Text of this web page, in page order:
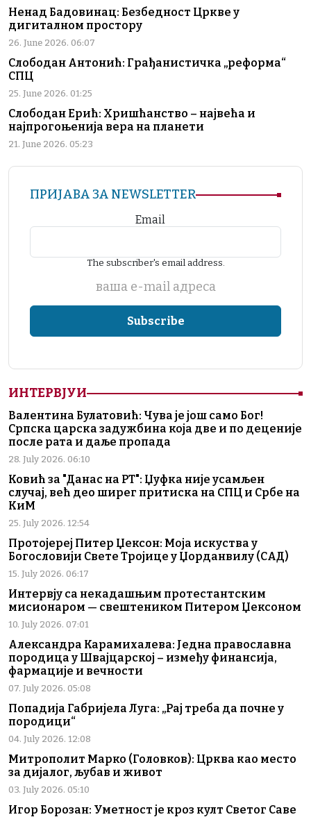
Ненад Бадовинац: Безбедност Цркве у
дигиталном простору
26. June 2026. 06:07
Слободан Антонић: Грађанистичка „реформа“
СПЦ
25. June 2026. 01:25
Слободан Ерић: Хришћанство – највећа и
најпрогоњенија вера на планети
21. June 2026. 05:23
ПРИЈАВА ЗА NEWSLETTER
Email
The subscriber's email address.
ваша е-mail адреса
ИНТЕРВЈУИ
Валентина Булатовић: Чува је још само Бог!
Српска царска задужбина која две и по деценије
после рата и даље пропада
28. July 2026. 06:10
Ковић за "Данас на РТ": Џуфка није усамљен
случај, већ део ширег притиска на СПЦ и Србе на
КиМ
25. July 2026. 12:54
Протојереј Питер Џексон: Моја искуства у
Богословији Свете Тројице у Џорданвилу (САД)
15. July 2026. 06:17
Интервју са некадашњим протестантским
мисионаром — свештеником Питером Џексоном
10. July 2026. 07:01
Александра Карамихалева: Једна православна
породица у Швајцарској – између финансија,
фармације и вечности
07. July 2026. 05:08
Попадија Габријела Луга: „Рај треба да почне у
породици“
04. July 2026. 12:08
Митрополит Марко (Головков): Црква као место
за дијалог, љубав и живот
03. July 2026. 05:10
Игор Борозан: Уметност је кроз култ Светог Саве